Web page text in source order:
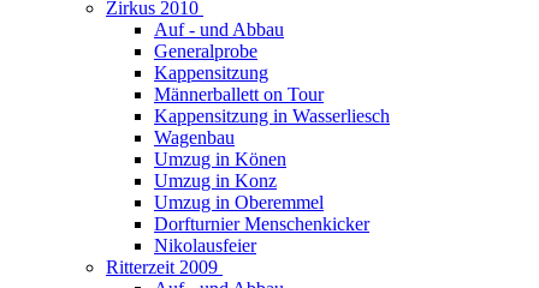
Zirkus 2010
Auf - und Abbau
Generalprobe
Kappensitzung
Männerballett on Tour
Kappensitzung in Wasserliesch
Wagenbau
Umzug in Könen
Umzug in Konz
Umzug in Oberemmel
Dorfturnier Menschenkicker
Nikolausfeier
Ritterzeit 2009